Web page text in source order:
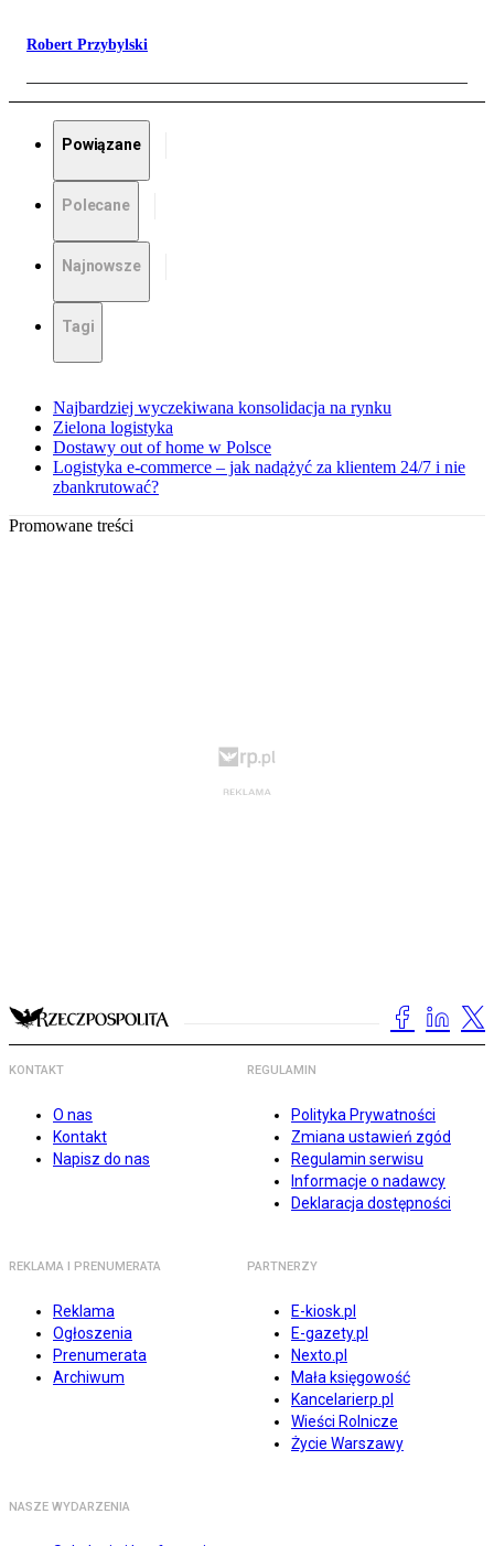
Robert Przybylski
Powiązane
Polecane
Najnowsze
Tagi
Najbardziej wyczekiwana konsolidacja na rynku
Zielona logistyka
Dostawy out of home w Polsce
Logistyka e-commerce – jak nadążyć za klientem 24/7 i nie
zbankrutować?
Promowane treści
KONTAKT
O nas
Kontakt
Napisz do nas
REGULAMIN
Polityka Prywatności
Zmiana ustawień zgód
Regulamin serwisu
Informacje o nadawcy
Deklaracja dostępności
REKLAMA I PRENUMERATA
Reklama
Ogłoszenia
Prenumerata
Archiwum
PARTNERZY
E-kiosk.pl
E-gazety.pl
Nexto.pl
Mała księgowość
Kancelarierp.pl
Wieści Rolnicze
Życie Warszawy
NASZE WYDARZENIA